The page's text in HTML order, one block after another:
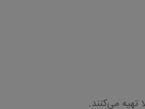
تهیه می‌کنند.